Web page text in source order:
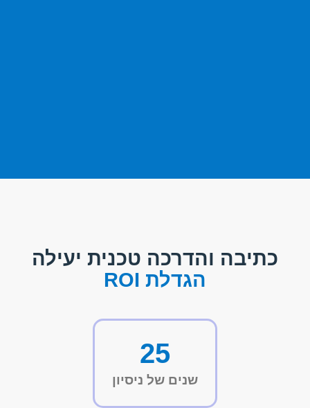
כתיבה והדרכה טכנית יעילה
הגדלת ROI
25
שנים של ניסיון